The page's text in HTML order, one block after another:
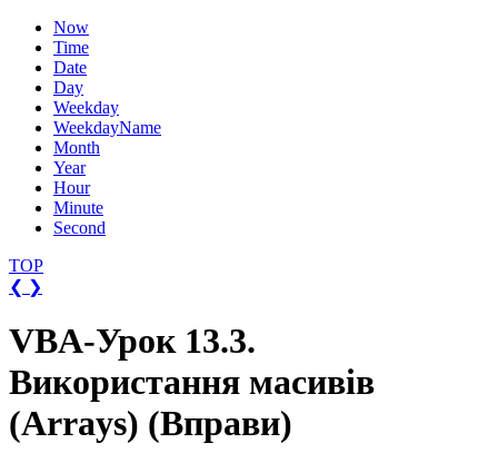
Now
Time
Date
Day
Weekday
WeekdayName
Month
Year
Hour
Minute
Second
TOP
❮ ❯
VBA-Урок 13.3.
Використання масивів
(Arrays) (Вправи)